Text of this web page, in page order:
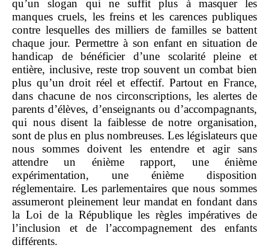
qu’un slogan qui ne suffit plus à masquer les
manques cruels, les freins et les carences publiques
contre lesquelles des milliers de familles se battent
chaque jour. Permettre à son enfant en situation de
handicap de bénéficier d’une scolarité pleine et
entière, inclusive, reste trop souvent un combat bien
plus qu’un droit réel et effectif. Partout en France,
dans chacune de nos circonscriptions, les alertes de
parents d’élèves, d’enseignants ou d’accompagnants,
qui nous disent la faiblesse de notre organisation,
sont de plus en plus nombreuses. Les législateurs que
nous sommes doivent les entendre et agir sans
attendre un énième rapport, une énième
expérimentation, une énième disposition
réglementaire. Les parlementaires que nous sommes
assumeront pleinement leur mandat en fondant dans
la Loi de la République les règles impératives de
l’inclusion et de l’accompagnement des enfants
différents.